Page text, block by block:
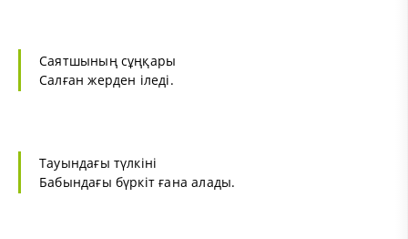
Саятшының сұңқары
Салған жерден іледі.
Тауындағы түлкіні
Бабындағы бүркіт ғана алады.